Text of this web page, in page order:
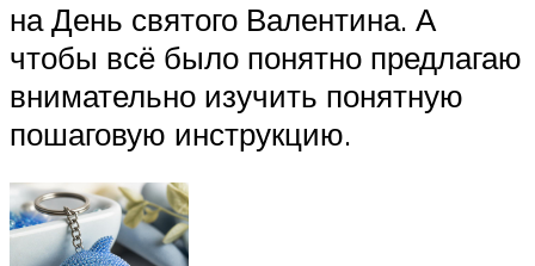
на День святого Валентина. А
чтобы всё было понятно предлагаю
внимательно изучить понятную
пошаговую инструкцию.